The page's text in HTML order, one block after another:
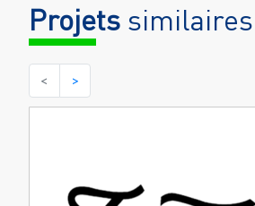
Projets similaires
< >